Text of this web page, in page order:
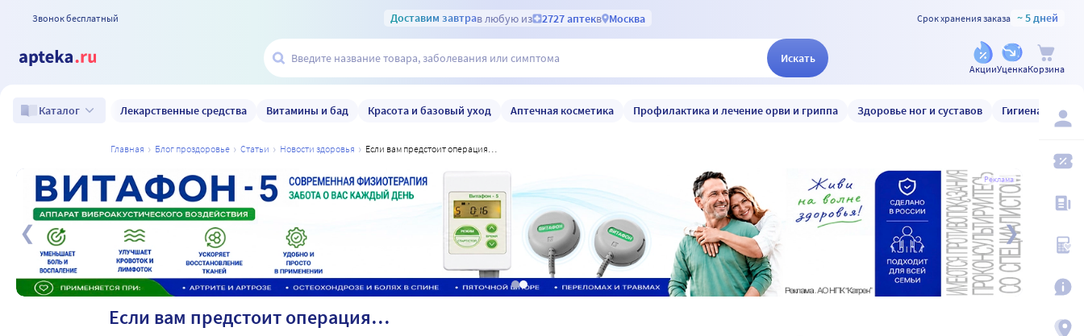
Звонок бесплатный Доставим завтрав любую из 2727 аптекв Москва Срок хранения заказа ~ 5 дней
Искать
АкцииУценкаКорзина
Каталог Лекарственные средства Витамины и бад Красота и базовый уход Аптечная косметика Профилактика и лечение орви и гриппа Здоровье ног и суставов Гигиена и уход
главная блог проздоровье статьи новости здоровья если вам предстоит операция…
Реклама
Если вам предстоит операция…